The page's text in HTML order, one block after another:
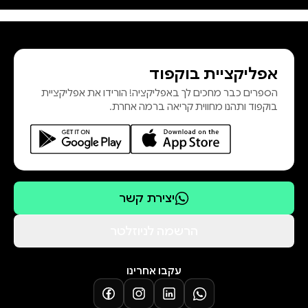
במקום העבודה, איך זה שהוראות
הרכבה מבלבלות דווקא עוזרות, מה
עדיף — עיסוי קצר שנקטע או עיסוי
ארוך ורצוף, ו
אפליקציית בוקפוד
הספרים כבר מחכים לך באפליקציה! הורידו את אפליקציית
בוקפוד ותהנו מחווית קריאה ברמה אחרת.
יצירת קשר
עקבו אחרינו